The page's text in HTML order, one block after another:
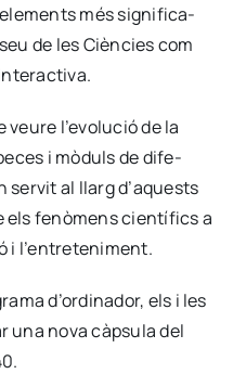
més sig­ni­fi­ca­
de les Cièn­cies com
veu­re l’e­vo­lu­ció de la
i mòduls de dife­
ser­vit al llarg d’a­quests
els fenò­mens cien­tí­fics a
i l’en­tre­te­ni­ment.
d’or­di­na­dor, els i les
una nova càp­su­la del